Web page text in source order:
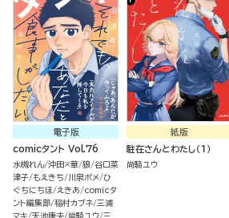
電子版
comicタント Vol.76
水槻れん 沖田×華 狼 谷口菜
津子 もえきち 川泉ポメ ひ
ぐちにちほ
えきあ
comicタ
ント編集部 稲村カブネ 三浦
マキ 天池康夫 尚騎ユウ 三
紙版
駐在さんとわたし（１）
尚騎ユウ